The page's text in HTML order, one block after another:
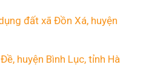
đất xã Đồn Xá, huyện
huyện Bình Lục, tỉnh Hà